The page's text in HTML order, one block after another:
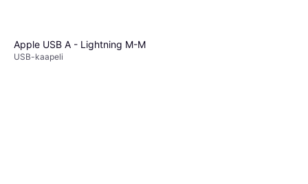
Apple USB A - Lightning M-M
USB-kaapeli